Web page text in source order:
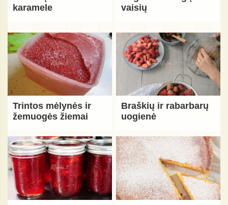
karamele
vaisių
Trintos mėlynės ir
žemuogės žiemai
Braškių ir rabarbarų
uogienė